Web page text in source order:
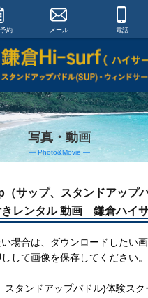
約 メール 電話
写真・動画
― Photo&Movie ―
（サップ、スタンドアップ
レンタル 動画 鎌倉ハイ
場合は、ダウンロードしたい
して画像を保存してください。
スタンドアップパドル)体験スク